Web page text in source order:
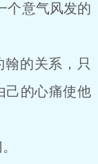
意气风发的
的关系，只
己的心痛使他